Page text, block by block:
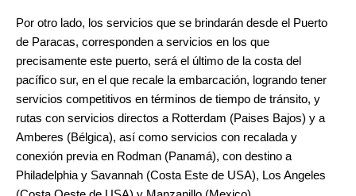
Por otro lado, los servicios que se brindarán desde el Puerto
de Paracas, corresponden a servicios en los que
precisamente este puerto, será el último de la costa del
pacífico sur, en el que recale la embarcación, logrando tener
servicios competitivos en términos de tiempo de tránsito, y
rutas con servicios directos a Rotterdam (Paises Bajos) y a
Amberes (Bélgica), así como servicios con recalada y
conexión previa en Rodman (Panamá), con destino a
Philadelphia y Savannah (Costa Este de USA), Los Angeles